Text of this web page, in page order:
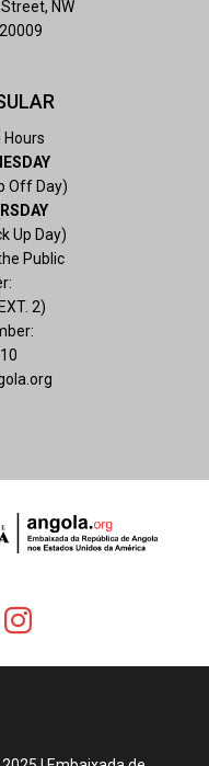
NW
Hours
Off Day)
Up Day)
Public
2)